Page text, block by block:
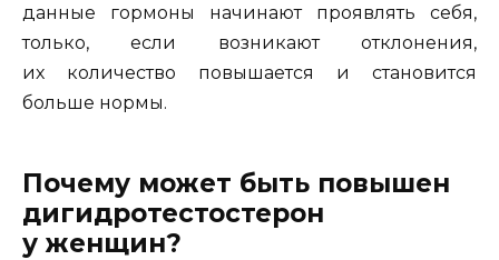
данные гормоны начинают проявлять себя,
только, если возникают отклонения,
их количество повышается и становится
больше нормы.
Почему может быть повышен
дигидротестостерон
у женщин?